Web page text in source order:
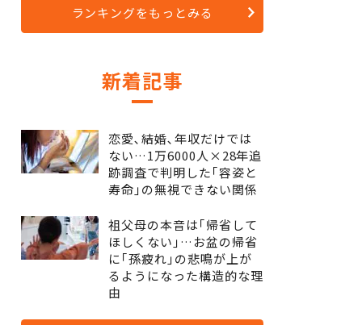
ランキングをもっとみる
新着記事
恋愛､結婚､年収だけでは
ない…1万6000人×28年追
跡調査で判明した｢容姿と
寿命｣の無視できない関係
祖父母の本音は｢帰省して
ほしくない｣…お盆の帰省
に｢孫疲れ｣の悲鳴が上が
るようになった構造的な理
由